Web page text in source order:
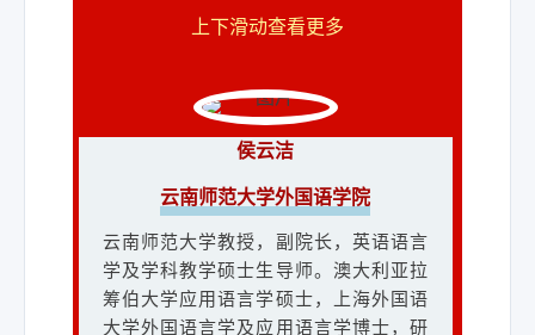
学、中学合作开展高中英语课堂有效教
学模式的实证研究》（2014）、《中学
（2021）、《英语教学中的语篇分析》
侯云洁
云南师范大学外国语学院
上下滑动查看更多
侯云洁
云南师范大学外国语学院
云南师范大学教授，副院长，英语语言
学及学科教学硕士生导师。澳大利亚拉
筹伯大学应用语言学硕士，上海外国语
大学外国语言学及应用语言学博士，研